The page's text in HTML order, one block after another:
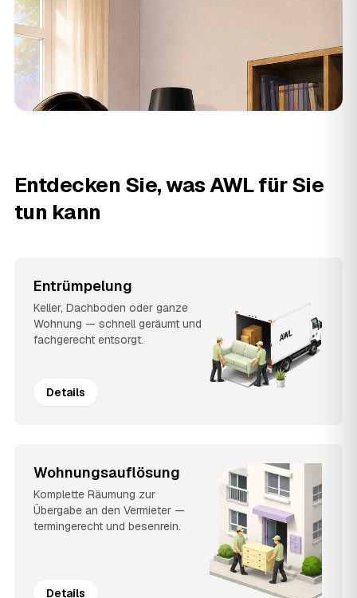
Entdecken Sie, was AWL für Sie
tun kann
Entrümpelung
Keller, Dachboden oder ganze
Wohnung — schnell geräumt und
fachgerecht entsorgt.
Details
Wohnungsauflösung
Komplette Räumung zur
Übergabe an den Vermieter —
termingerecht und besenrein.
Details